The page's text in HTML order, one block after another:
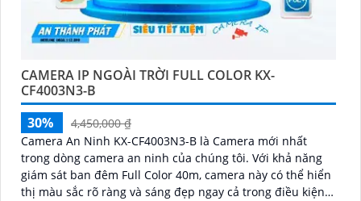
CAMERA IP NGOÀI TRỜI FULL COLOR KX-
CF4003N3-B
30%
4,450,000 ₫
Camera An Ninh KX-CF4003N3-B là Camera mới nhất
trong dòng camera an ninh của chúng tôi. Với khả năng
giám sát ban đêm Full Color 40m, camera này có thể hiển
thị màu sắc rõ ràng và sáng đẹp ngay cả trong điều kiện